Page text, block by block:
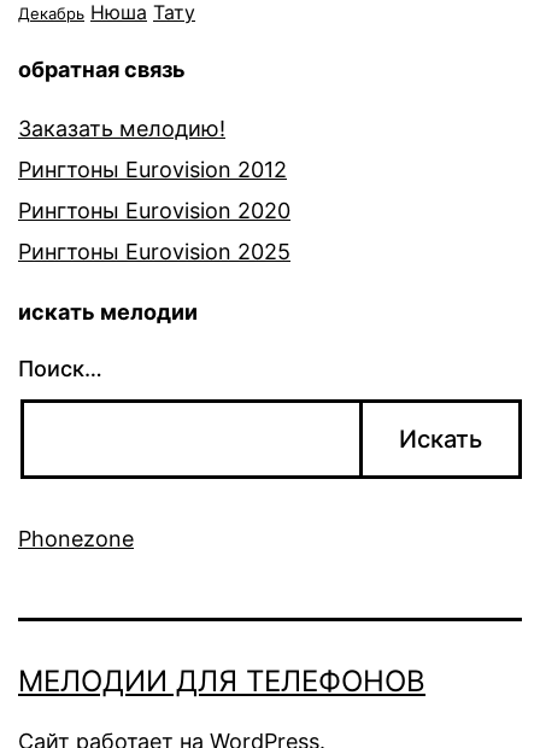
Декабрь Нюша Тату
обратная связь
Заказать мелодию!
Рингтоны Eurovision 2012
Рингтоны Eurovision 2020
Рингтоны Eurovision 2025
искать мелодии
Поиск…
Phonezone
МЕЛОДИИ ДЛЯ ТЕЛЕФОНОВ
Сайт работает на WordPress.